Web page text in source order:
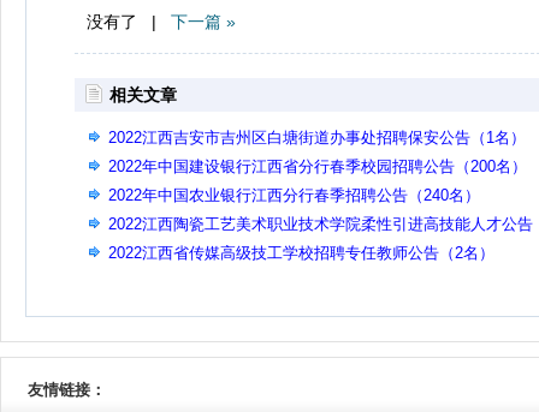
没有了 | 下一篇 »
相关文章
2022江西吉安市吉州区白塘街道办事处招聘保安公告（1名）
2022年中国建设银行江西省分行春季校园招聘公告（200名）
2022年中国农业银行江西分行春季招聘公告（240名）
2022江西陶瓷工艺美术职业技术学院柔性引进高技能人才公告
（1名）
2022江西省传媒高级技工学校招聘专任教师公告（2名）
友情链接：